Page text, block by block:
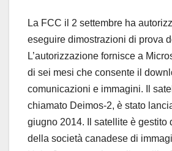
La FCC il 2 settembre ha
eseguire dimostrazioni di prova
L’autorizzazione fornisce a
di sei mesi che consente il
comunicazioni e immagini. Il
chiamato Deimos-2, è stato
giugno 2014. Il satellite è gestito
della società canadese di